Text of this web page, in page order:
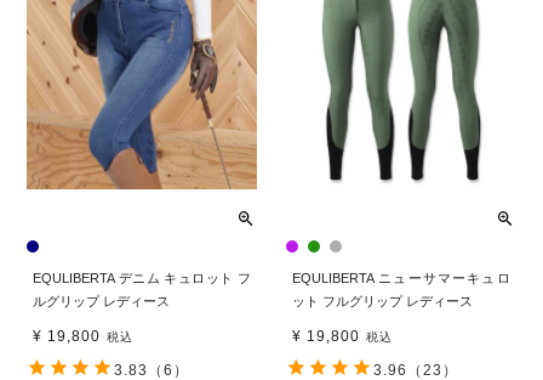
EQULIBERTA デニム キュロット フ
ルグリップ レディース
¥ 19,800 税込
3.83 （6）
EQULIBERTA ニューサマーキュロ
ット フルグリップ レディース
¥ 19,800 税込
3.96 （23）